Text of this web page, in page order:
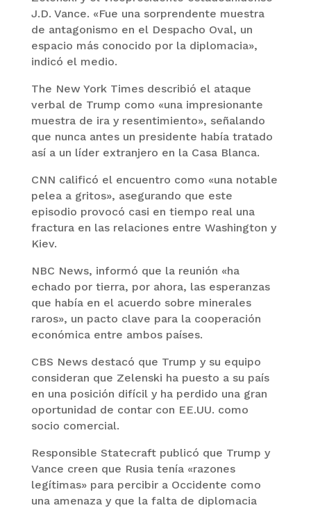
J.D. Vance. «Fue una sorprendente muestra
de antagonismo en el Despacho Oval, un
espacio más conocido por la diplomacia»,
indicó el medio.
The New York Times describió el ataque
verbal de Trump como «una impresionante
muestra de ira y resentimiento», señalando
que nunca antes un presidente había tratado
así a un líder extranjero en la Casa Blanca.
CNN calificó el encuentro como «una notable
pelea a gritos», asegurando que este
episodio provocó casi en tiempo real una
fractura en las relaciones entre Washington y
Kiev.
NBC News, informó que la reunión «ha
echado por tierra, por ahora, las esperanzas
que había en el acuerdo sobre minerales
raros», un pacto clave para la cooperación
económica entre ambos países.
CBS News destacó que Trump y su equipo
consideran que Zelenski ha puesto a su país
en una posición difícil y ha perdido una gran
oportunidad de contar con EE.UU. como
socio comercial.
Responsible Statecraft publicó que Trump y
Vance creen que Rusia tenía «razones
legítimas» para percibir a Occidente como
una amenaza y que la falta de diplomacia